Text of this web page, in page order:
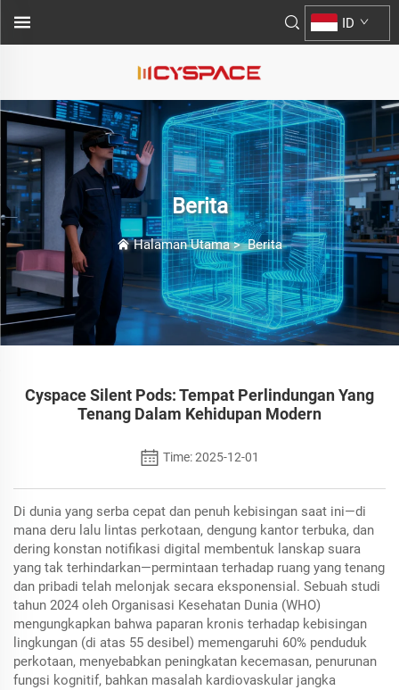
ID
Berita
Halaman Utama>Berita
Cyspace Silent Pods: Tempat Perlindungan Yang
Tenang Dalam Kehidupan Modern
Time: 2025-12-01
Di dunia yang serba cepat dan penuh kebisingan saat ini—di
mana deru lalu lintas perkotaan, dengung kantor terbuka, dan
dering konstan notifikasi digital membentuk lanskap suara
yang tak terhindarkan—permintaan terhadap ruang yang tenang
dan pribadi telah melonjak secara eksponensial. Sebuah studi
tahun 2024 oleh Organisasi Kesehatan Dunia (WHO)
mengungkapkan bahwa paparan kronis terhadap kebisingan
lingkungan (di atas 55 desibel) memengaruhi 60% penduduk
perkotaan, menyebabkan peningkatan kecemasan, penurunan
fungsi kognitif, bahkan masalah kardiovaskular jangka